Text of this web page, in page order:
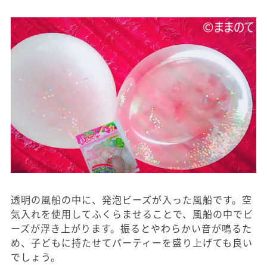
透明の風船の中に、発泡ビーズが入った風船です。空
気入れを使用してふくらませることで、風船の中でビ
ーズが浮き上がります。振るとやわらかい音が鳴るた
め、子どもに持たせてパーティーを盛り上げても良い
でしょう。